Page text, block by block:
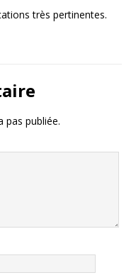
très pertinentes.
pas publiée.